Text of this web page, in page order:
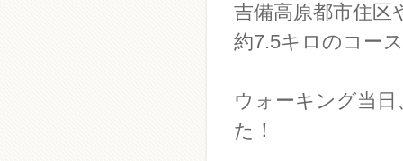
吉備高原都市住
約7.5キロのコー
ウォーキング当
た！